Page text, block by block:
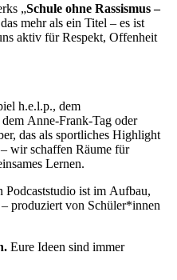
„Schule ohne Rassismus –
mehr als ein Titel – es ist
aktiv für Respekt, Offenheit
h.e.l.p., dem
Anne-Frank-Tag oder
das als sportliches Highlight
wir schaffen Räume für
Lernen.
ist im Aufbau,
produziert von Schüler*innen
Eure Ideen sind immer